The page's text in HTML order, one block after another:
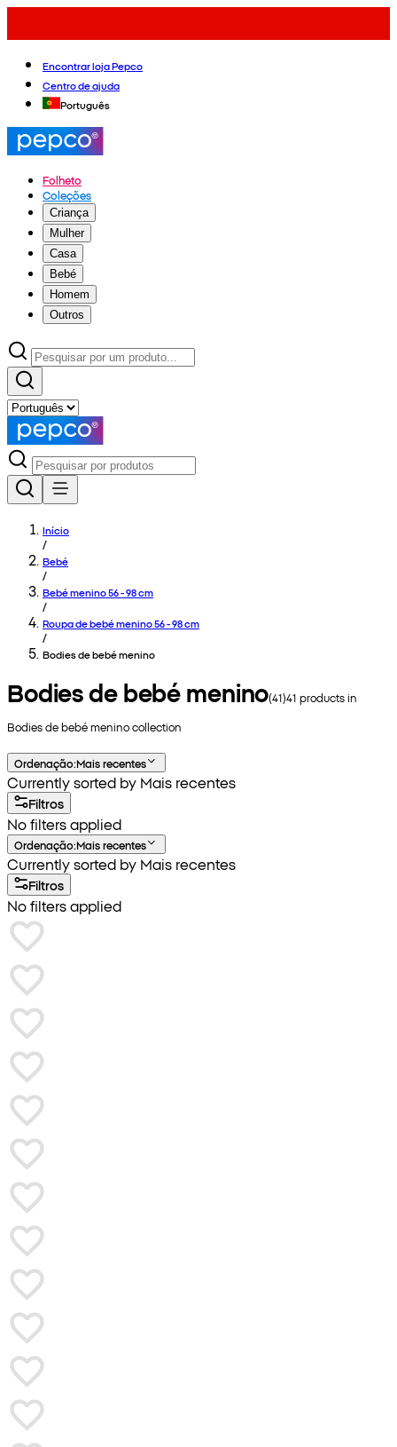
Encontrar loja Pepco
Centro de ajuda
Português
Folheto
Coleções
Criança
Mulher
Casa
Bebé
Homem
Outros
Início
/
Bebé
/
Bebé menino 56 - 98 cm
/
Roupa de bebé menino 56 - 98 cm
/
Bodies de bebé menino
Bodies de bebé menino(41)41 products in
Bodies de bebé meninocollection
Ordenação:Mais recentes
Currently sorted by Mais recentes
Filtros
No filters applied
Ordenação:Mais recentes
Currently sorted by Mais recentes
Filtros
No filters applied